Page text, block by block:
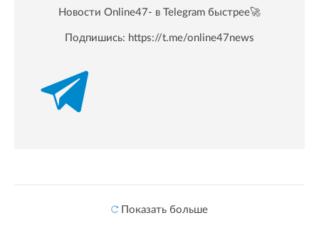
Новости Online47- в Telegram быстрее🚀
Подпишись: https://t.me/online47news
Показать больше